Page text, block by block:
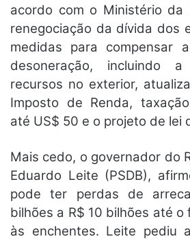
acordo com o Ministério da
renegociação da dívida dos
medidas para compensar
desoneração, incluindo
recursos no exterior,
Imposto de Renda,
até US$ 50 e o projeto de lei
Mais cedo, o governador do
Eduardo Leite (PSDB),
pode ter perdas de
bilhões a R$ 10 bilhões até
às enchentes. Leite pediu